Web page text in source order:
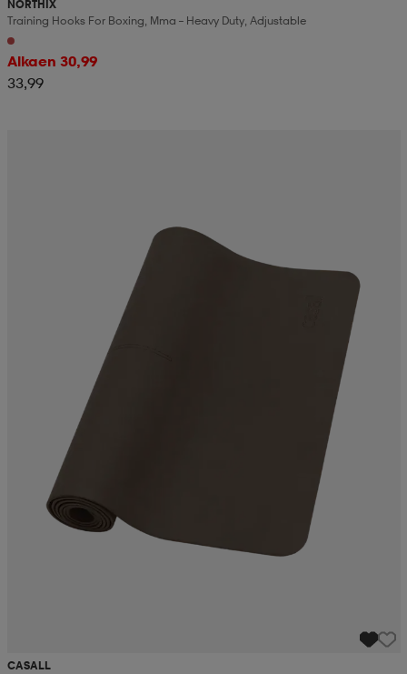
NORTHIX
Training Hooks For Boxing, Mma – Heavy Duty, Adjustable
Alkaen 30,99
33,99
CASALL